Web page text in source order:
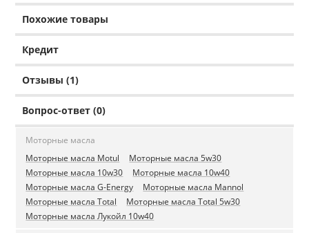
Похожие товары
Кредит
Отзывы (1)
Вопрос-ответ (0)
Моторные масла
Моторные масла Motul
Моторные масла 5w30
Моторные масла 10w30
Моторные масла 10w40
Моторные масла G-Energy
Моторные масла Mannol
Моторные масла Total
Моторные масла Total 5w30
Моторные масла Лукойл 10w40